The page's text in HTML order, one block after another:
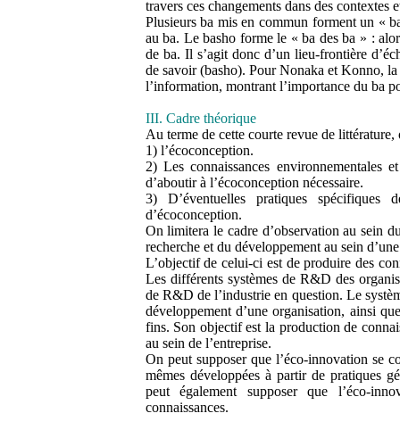
travers ces changements dans des contextes
Plusieurs ba mis en commun forment un «
au ba. Le basho forme le « ba des ba » :
de ba. Il s’agit donc d’un lieu-frontière
de savoir (basho). Pour Nonaka et Konno, la
l’information, montrant l’importance du ba
III. Cadre théorique
Au terme de cette courte revue de
1) l’écoconception.
2) Les connaissances environnementales
d’aboutir à l’écoconception nécessaire.
3) D’éventuelles pratiques spécifiques
d’écoconception.
On limitera le cadre d’observation au sein
recherche et du développement au sein
L’objectif de celui-ci est de produire des
Les différents systèmes de R&D des
de R&D de l’industrie en question. Le
développement d’une organisation, ainsi
fins. Son objectif est la production de
au sein de l’entreprise.
On peut supposer que l’éco-innovation se
mêmes développées à partir de pratiques
peut également supposer que l’éco-
connaissances.